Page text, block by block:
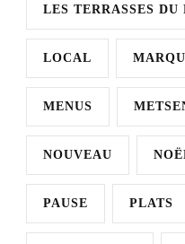
LES TERRASSES DU
LOCAL
MENUS
NOUVEAU
PAUSE PLATS